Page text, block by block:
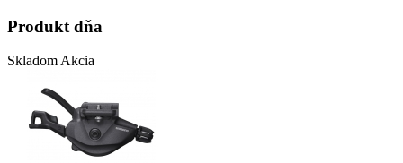
Produkt dňa
SkladomAkcia